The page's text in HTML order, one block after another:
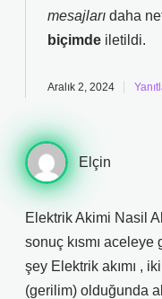
mesajları daha
biçimde iletildi.
Aralık 2, 2024
Elçin
Elektrik Akimi Nasil
sonuç kısmı
şey Elektrik akımı ,
(gerilim) olduğunda